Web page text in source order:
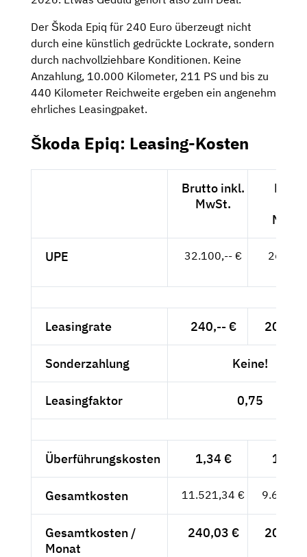
Der Škoda Epiq für 240 Euro überzeugt nicht
durch eine künstlich gedrückte Lockrate, sondern
durch nachvollziehbare Konditionen. Keine
Anzahlung, 10.000 Kilometer, 211 PS und bis zu
440 Kilometer Reichweite ergeben ein angenehm
ehrliches Leasingpaket.
Škoda Epiq: Leasing-Kosten
Brutto inkl.
MwSt.
Netto
MwSt.
UPE 32.100,-- €
Leasingrate 240,-- €
Sonderzahlung Keine!
Leasingfaktor 0,75
Überführungskosten 1,34 € 1,13
Gesamtkosten 11.521,34 €
Gesamtkosten /
Monat
240,03 €